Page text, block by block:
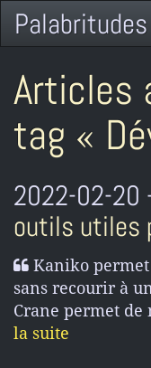
Palabritudes
Articles
tag «
2022-02-20
outils utiles
Kaniko
sans recourir à
Crane permet
la suite